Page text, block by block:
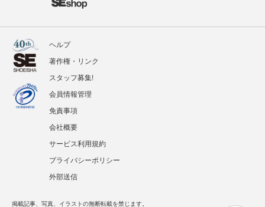
ヘルプ
著作権・リンク
スタッフ募集!
会員情報管理
免責事項
会社概要
サービス利用規約
プライバシーポリシー
外部送信
掲載記事、写真、イラストの無断転載を禁じます。